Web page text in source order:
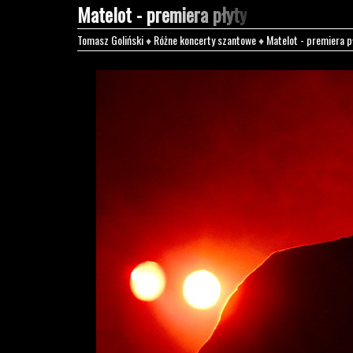
Matelot - premiera płyty
Tomasz Goliński♦Różne koncerty szantowe♦Matelot - premiera